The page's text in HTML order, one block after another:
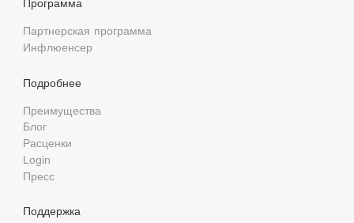
Программа
Партнерская программа
Инфлюенсер
Подробнее
Преимущества
Блог
Расценки
Login
Пресс
Поддержка